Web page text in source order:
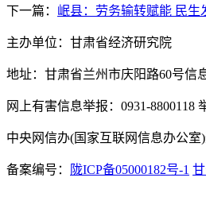
下一篇： 岷县：劳务输转赋能 民生
主办单位：甘肃省经济研究院
地址：甘肃省兰州市庆阳路60号信
网上有害信息举报：0931-8800118
中央网信办(国家互联网信息办公室
备案编号： 陇ICP备05000182号-1